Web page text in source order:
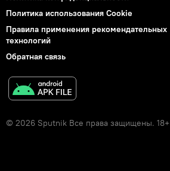
Политика использования Cookie
Правила применения рекомендательных
технологий
Обратная связь
© 2026 Sputnik Все права защищены. 18+